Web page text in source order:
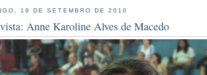
19 DE SETEMBRO DE 2010
Anne Karoline Alves de Macedo